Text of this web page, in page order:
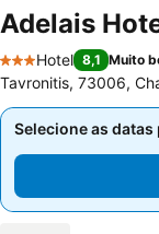
Adelais
3 Estrelas
Hotel 8,1 Muito
Tavronitis, 73006,
Selecione as datas
Selecione as